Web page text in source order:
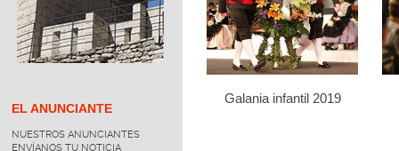
EL ANUNCIANTE
NUESTROS ANUNCIANTES
ENVÍANOS TU NOTICIA
Galania infantil 2019